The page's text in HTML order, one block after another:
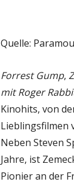
Quelle:
Forrest Gump,
mit Roger
Kinohits, von
Lieblingsfilmen
Neben Steven
Jahre, ist
Pionier an der